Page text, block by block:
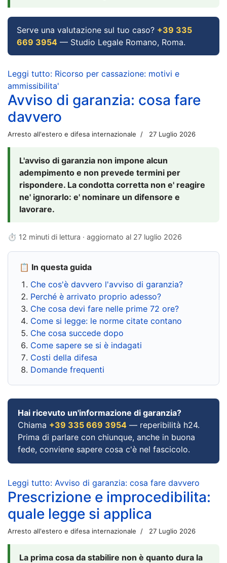
Serve una valutazione sul tuo caso? +39 335
669 3954 — Studio Legale Romano, Roma.
Leggi tutto: Ricorso per cassazione: motivi e
ammissibilita'
Avviso di garanzia: cosa fare
davvero
Arresto all'estero e difesa internazionale 27 Luglio 2026
L'avviso di garanzia non impone alcun
adempimento e non prevede termini per
rispondere. La condotta corretta non e' reagire
ne' ignorarlo: e' nominare un difensore e
lavorare.
⏱ 12 minuti di lettura · aggiornato al 27 luglio 2026
📋 In questa guida
Che cos'è davvero l'avviso di garanzia?
Perché è arrivato proprio adesso?
Che cosa devi fare nelle prime 72 ore?
Come si legge: le norme citate contano
Che cosa succede dopo
Come sapere se si è indagati
Costi della difesa
Domande frequenti
Hai ricevuto un'informazione di garanzia?
Chiama +39 335 669 3954 — reperibilità h24.
Prima di parlare con chiunque, anche in buona
fede, conviene sapere cosa c'è nel fascicolo.
Leggi tutto: Avviso di garanzia: cosa fare davvero
Prescrizione e improcedibilita:
quale legge si applica
Arresto all'estero e difesa internazionale 27 Luglio 2026
La prima cosa da stabilire non è quanto dura la